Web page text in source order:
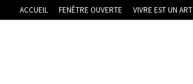
ACCUEIL FENÊTRE OUVERTE VIVRE EST UN ART